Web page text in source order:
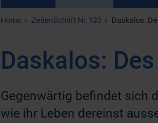
Home ZeitenSchrift Nr. 120 Daskalos:
Daskalos:
Gegenwärtig befindet sich
wie ihr Leben dereinst